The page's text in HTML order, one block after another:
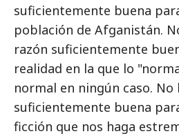
suficientemente buena
población de Afganistán.
razón suficientemente
realidad en la que lo
normal en ningún caso. No
suficientemente buena
ficción que nos haga